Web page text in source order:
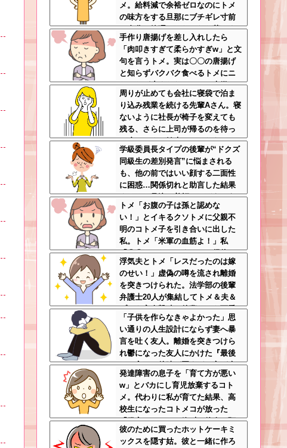
メ。給料減で余裕ゼロなのにトメ
の味方をする旦那にブチギレ寸前
←自分で管理できないなら墓じま
いしてくれ
手作り唐揚げを差し入れしたら
「肉叩きすぎて柔らかすぎw」と文
句を言うトメ。実は〇〇の唐揚げ
と知らずバクバク食べるトメにニ
ヤニヤが止まらないｗｗ←大嫌い
な食材おいしく食べててワロタ
周りが止めても会社に寝袋で泊ま
り込み残業を続ける先輩Aさん。寝
ないように社長が椅子を変えても
残る、さらに上司が帰るのを待っ
て戻ってくる始末…そんなある
日、出社すると社内が騒然として
いて・・・
学級委員長タイプの後輩が“ドクズ
同級生の差別発言”に悩まされる
も、他の前ではいい顔する二面性
に困惑…関係切れと助言した結果
まさかの号泣→着拒ってどういう
こと？
トメ「お腹の子は孫と認めな
い！」とイキるクソトメに父親不
明のコトメ子を引き合いに出した
私。トメ「米軍の血筋よ！」私
「〇〇じゃないですか」←得体の
知れない～はお前（コトメ）のと
ころだろｗ
浮気夫とトメ「レスだったのは嫁
のせい！」虚偽の噂を流され離婚
を突きつけられた。法学部の後輩
弁護士20人が集結してトメ＆夫＆
プリを完全撃破←後輩たちを可愛
がっていた恩が最高形で返ってき
た
「子供を作らなきゃよかった」思
い通りの人生設計にならず妻へ暴
言を吐く友人。離婚を突きつけら
れ鬱になった友人にかけた『最後
の一言』←後味が悪すぎて心が痛
む
発達障害の息子を「育て方が悪い
w」とバカにし育児放棄するコト
メ。代わりに私が育てた結果、高
校生になったコトメコが放った
「発言」にコトメ絶叫←他人に預
けっぱなしで親面するな
彼のために買ったホットケーキミ
ックスを隠す姑。彼と一緒に作ろ